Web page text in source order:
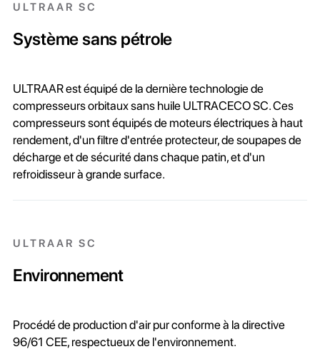
ULTRAAR SC
Système sans pétrole
ULTRAAR est équipé de la dernière technologie de
compresseurs orbitaux sans huile ULTRACECO SC. Ces
compresseurs sont équipés de moteurs électriques à haut
rendement, d'un filtre d'entrée protecteur, de soupapes de
décharge et de sécurité dans chaque patin, et d'un
refroidisseur à grande surface.
ULTRAAR SC
Environnement
Procédé de production d'air pur conforme à la directive
96/61 CEE, respectueux de l'environnement.